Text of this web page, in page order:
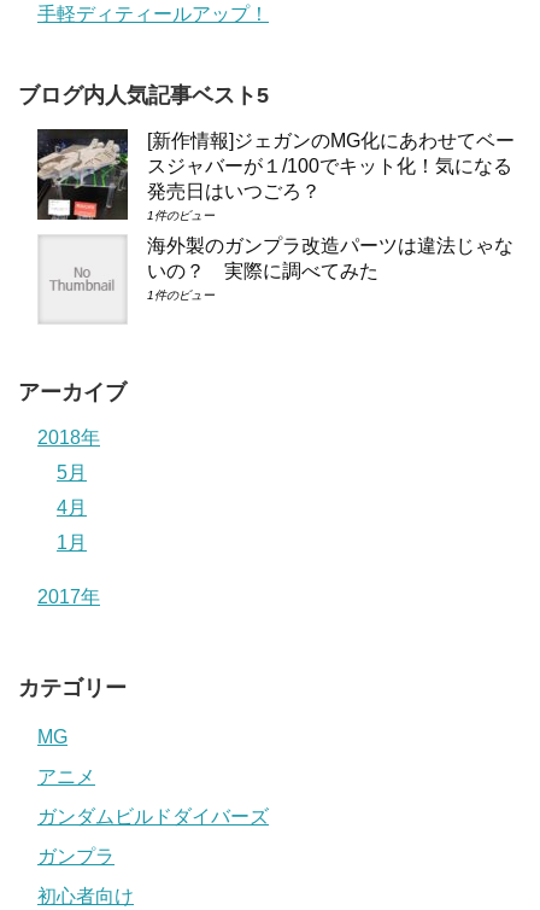
手軽ディティールアップ！
ブログ内人気記事ベスト5
[新作情報]ジェガンのMG化にあわせてベー
スジャバーが１/100でキット化！気になる
発売日はいつごろ？
1件のビュー
海外製のガンプラ改造パーツは違法じゃな
いの？ 実際に調べてみた
1件のビュー
アーカイブ
2018年
5月
4月
1月
2017年
カテゴリー
MG
アニメ
ガンダムビルドダイバーズ
ガンプラ
初心者向け